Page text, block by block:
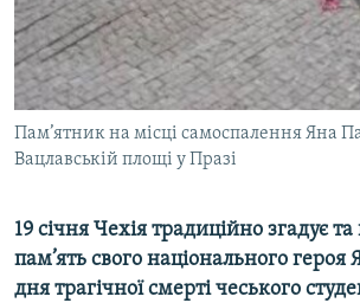
СВІДЧЕННЯ ОКУПАЦІЇ
УКРАЇНСЬКА ПРОБЛЕМА КРИМУ
ІНФОГРАФІКА
Qırımtatar
ДОЛУЧАЙСЯ!
Пам’ятник на місці самоспалення Яна
Вацлавській площі у Празі
19 січня Чехія традиційно згадує
пам’ять свого національного героя
дня трагічної смерті чеського